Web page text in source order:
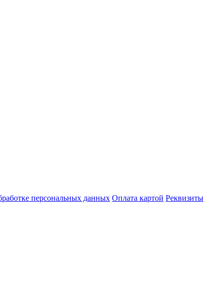
персональных данных Оплата картой Реквизиты